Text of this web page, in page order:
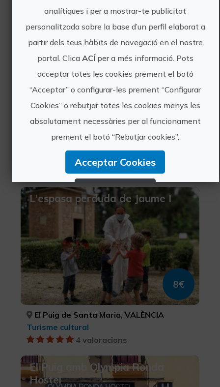
És el Renaixement una època
artística, i per extensió cultural, que
en la qual es reflecteixen els ideals
del moviment humanista que va
desenvolupar-se a Europa...
Experiències
pròximes
L'espasa perduda de Jaume I
8€
El Puig de Santa Maria, VALÈNCIA
Turisme cultural
4 valoracions
El Puig amb Olympia Ronda
Hostel
analítiques i per a mostrar-te publicitat
personalitzada sobre la base d’un perfil elaborat a
partir dels teus hàbits de navegació en el nostre
portal. Clica ACÍper a més informació. Pots
acceptar totes les cookies prement el botó
“Acceptar” o configurar-les prement “Configurar
Cookies” o rebutjar totes les cookies menys les
absolutament necessàries per al funcionament
prement el botó “Rebutjar cookies”.
Acceptar Cookies
Rebutjar Cookies
Configurar Cookies
Més informació